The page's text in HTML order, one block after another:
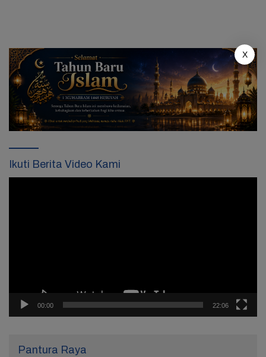
Ikuti Berita Video Kami
00:00 22:06
Pantura Raya
X